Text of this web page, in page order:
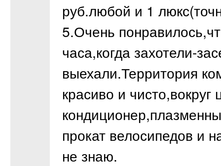
руб.любой и 1
5.Очень
часа,когда захотели-
выехали.Территория
красиво и
прокат велосипедов и
не знаю.